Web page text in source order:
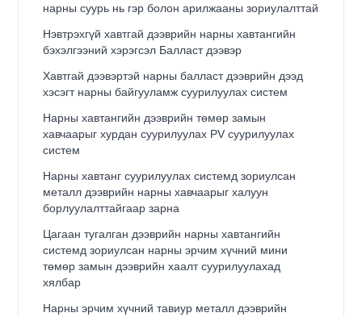
нарны суурь нь гэр болон арилжааны зориулалттай
Нэвтрэхгүй хавтгай дээврийн нарны хавтангийн
бэхэлгээний хэрэгсэл Балласт дээвэр
Хавтгай дээвэртэй нарны балласт дээврийн дээд
хэсэгт нарны байгууламж суурилуулах систем
Нарны хавтангийн дээврийн төмөр замын
хавчаарыг хурдан суурилуулах PV суурилуулах
систем
Нарны хавтанг суурилуулах системд зориулсан
металл дээврийн нарны хавчаарыг халуун
борлуулалттайгаар зарна
Цагаан тугалган дээврийн нарны хавтангийн
системд зориулсан нарны эрчим хүчний мини
төмөр замын дээврийн хаалт суурилуулахад
хялбар
Нарны эрчим хүчний тавиур металл дээврийн